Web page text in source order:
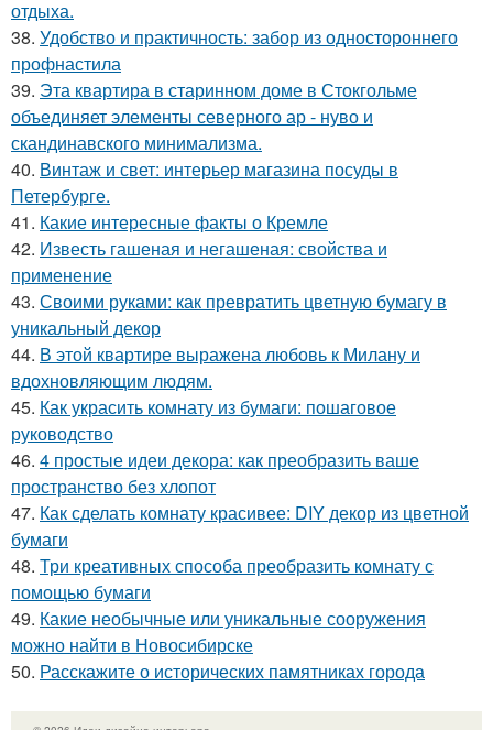
отдыха.
38. Удобство и практичность: забор из одностороннего
профнастила
39. Эта квартира в старинном доме в Стокгольме
объединяет элементы северного ар - нуво и
скандинавского минимализма.
40. Винтаж и свет: интерьер магазина посуды в
Петербурге.
41. Какие интересные факты о Кремле
42. Известь гашеная и негашеная: свойства и
применение
43. Своими руками: как превратить цветную бумагу в
уникальный декор
44. В этой квартире выражена любовь к Милану и
вдохновляющим людям.
45. Как украсить комнату из бумаги: пошаговое
руководство
46. 4 простые идеи декора: как преобразить ваше
пространство без хлопот
47. Как сделать комнату красивее: DIY декор из цветной
бумаги
48. Три креативных способа преобразить комнату с
помощью бумаги
49. Какие необычные или уникальные сооружения
можно найти в Новосибирске
50. Расскажите о исторических памятниках города